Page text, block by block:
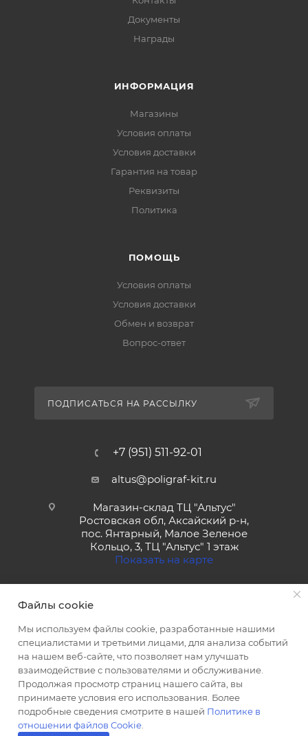
Документы
Награды
ИНФОРМАЦИЯ
Магазины
Условия оплаты
Условия доставки
Гарантия на товар
Реквизиты
Политика
ПОМОЩЬ
Условия оплаты
Условия доставки
Обмен и возврат
Вопрос-ответ
ПОДПИСАТЬСЯ НА РАССЫЛКУ
+7 (951) 511-92-01
altus@poligraf-kit.ru
Магазин-склад ТЦ "Альтус"
Ростовская обл, Аксайский р-н,
пос. Янтарный, Малое Зеленое
Кольцо, 3, ТЦ "Альтус" 1 этаж
Показать на карте
2026 © Полиграф кит - интернет-магазин
Файлы cookie
Мы используем файлы cookie, разработанные нашими
специалистами и третьими лицами, для анализа событий
на нашем веб-сайте, что позволяет нам улучшать
взаимодействие с пользователями и обслуживание.
Продолжая просмотр страниц нашего сайта, вы
принимаете условия его использования. Более
подробные сведения смотрите в нашей Политике в
отношении файлов Cookie